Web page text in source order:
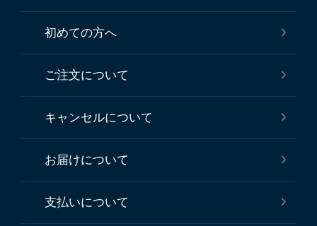
初めての方へ
ご注文について
キャンセルについて
お届けについて
支払いについて